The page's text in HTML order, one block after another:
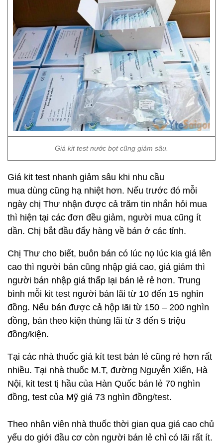
Giá kit test nước bọt cũng giảm sâu.
Giá kit test nhanh giảm sâu khi nhu cầu
mua dùng cũng hạ nhiệt hơn. Nếu trước đó mỗi
ngày chị Thư nhận được cả trăm tin nhắn hỏi mua
thì hiện tại các đơn đều giảm, người mua cũng ít
dần. Chị bắt đầu đẩy hàng về bán ở các tỉnh.
Chị Thư cho biết, buôn bán có lúc nọ lúc kia giá lên
cao thì người bán cũng nhập giá cao, giá giảm thì
người bán nhập giá thấp lại bán lẻ rẻ hơn. Trung
bình mỗi kit test người bán lãi từ 10 đến 15 nghìn
đồng. Nếu bán được cả hộp lãi từ 150 – 200 nghìn
đồng, bán theo kiện thùng lãi từ 3 đến 5 triệu
đồng/kiện.
Tại các nhà thuốc giá kít test bán lẻ cũng rẻ hơn rất
nhiều. Tại nhà thuốc M.T, đường Nguyễn Xiển, Hà
Nội, kit test tị hầu của Hàn Quốc bán lẻ 70 nghìn
đồng, test của Mỹ giá 73 nghìn đồng/test.
Theo nhân viên nhà thuốc thời gian qua giá cao chủ
yếu do giới đầu cơ còn người bán lẻ chỉ có lãi rất ít.